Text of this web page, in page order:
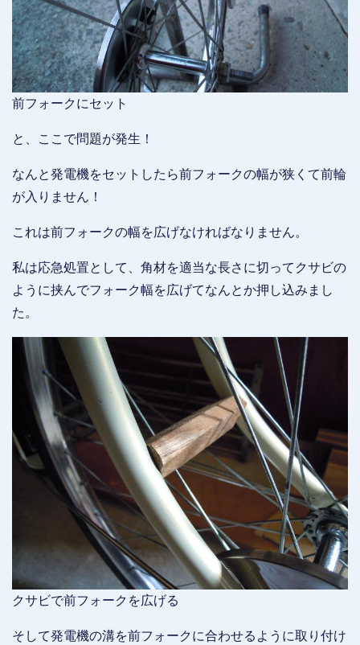
前フォークにセット
と、ここで問題が発生！
なんと発電機をセットしたら前フォークの幅が狭くて前輪
が入りません！
これは前フォークの幅を広げなければなりません。
私は応急処置として、角材を適当な長さに切ってクサビの
ように挟んでフォーク幅を広げてなんとか押し込みまし
た。
クサビで前フォークを広げる
そして発電機の溝を前フォークに合わせるように取り付け